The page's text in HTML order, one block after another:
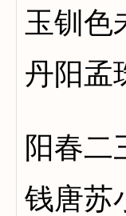
玉钏色
丹阳孟
阳春二
钱唐苏